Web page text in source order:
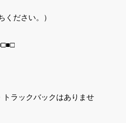
ください。）
トラックバックはありませ